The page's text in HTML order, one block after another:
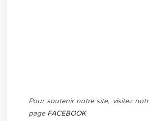
Pour soutenir notre site, visitez
page FACEBOOK